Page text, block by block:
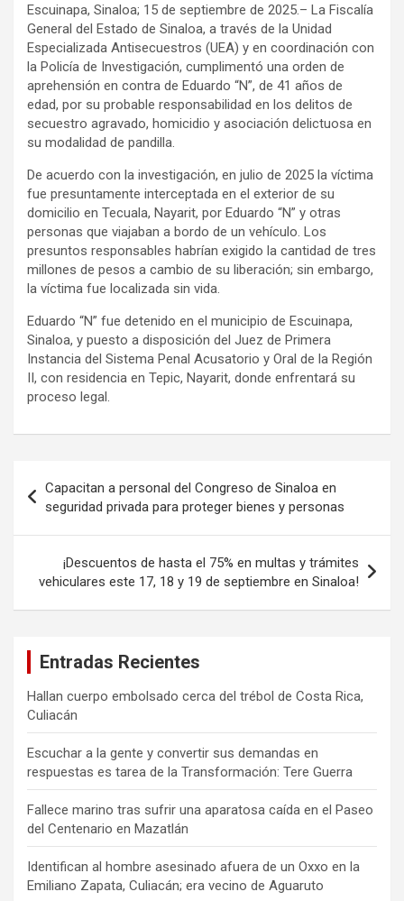
Escuinapa, Sinaloa; 15 de septiembre de 2025.– La Fiscalía
General del Estado de Sinaloa, a través de la Unidad
Especializada Antisecuestros (UEA) y en coordinación con
la Policía de Investigación, cumplimentó una orden de
aprehensión en contra de Eduardo “N”, de 41 años de
edad, por su probable responsabilidad en los delitos de
secuestro agravado, homicidio y asociación delictuosa en
su modalidad de pandilla.
De acuerdo con la investigación, en julio de 2025 la víctima
fue presuntamente interceptada en el exterior de su
domicilio en Tecuala, Nayarit, por Eduardo “N” y otras
personas que viajaban a bordo de un vehículo. Los
presuntos responsables habrían exigido la cantidad de tres
millones de pesos a cambio de su liberación; sin embargo,
la víctima fue localizada sin vida.
Eduardo “N” fue detenido en el municipio de Escuinapa,
Sinaloa, y puesto a disposición del Juez de Primera
Instancia del Sistema Penal Acusatorio y Oral de la Región
II, con residencia en Tepic, Nayarit, donde enfrentará su
proceso legal.
de
entradas
Capacitan a personal del Congreso de Sinaloa en
seguridad privada para proteger bienes y personas
¡Descuentos de hasta el 75% en multas y trámites
vehiculares este 17, 18 y 19 de septiembre en Sinaloa!
Entradas Recientes
Hallan cuerpo embolsado cerca del trébol de Costa Rica,
Culiacán
Escuchar a la gente y convertir sus demandas en
respuestas es tarea de la Transformación: Tere Guerra
Fallece marino tras sufrir una aparatosa caída en el Paseo
del Centenario en Mazatlán
Identifican al hombre asesinado afuera de un Oxxo en la
Emiliano Zapata, Culiacán; era vecino de Aguaruto